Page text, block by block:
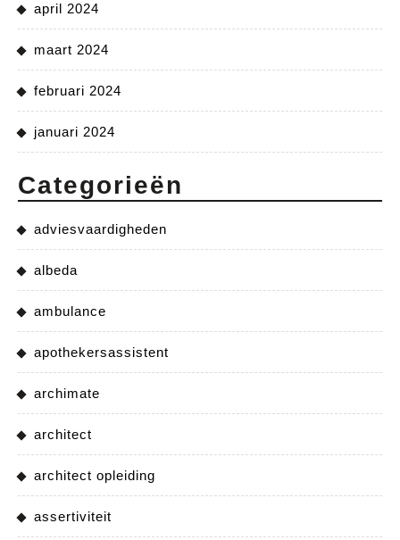
april 2024
maart 2024
februari 2024
januari 2024
Categorieën
adviesvaardigheden
albeda
ambulance
apothekersassistent
archimate
architect
architect opleiding
assertiviteit